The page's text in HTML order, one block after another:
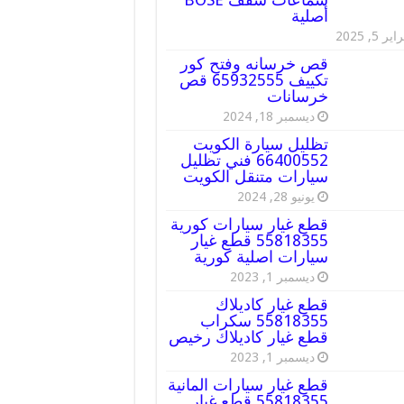
أصلية
5, 2025
قص خرسانه وفتح كور
تكييف 65932555 قص
خرسانات
ديسمبر 18, 2024
تظليل سيارة الكويت
66400552 فني تظليل
سيارات متنقل الكويت
يونيو 28, 2024
قطع غيار سيارات كورية
55818355 قطع غيار
سيارات اصلية كورية
ديسمبر 1, 2023
قطع غيار كاديلاك
55818355 سكراب
قطع غيار كاديلاك رخيص
ديسمبر 1, 2023
قطع غيار سيارات المانية